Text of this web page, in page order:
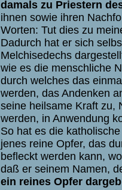
damals zu Priestern
ihnen sowie ihren
Worten: Tut dies zu
Dadurch hat er sich
Melchisedechs
wie es die menschliche
durch welches das
werden, das Andenken
seine heilsame Kraft zu,
werden, in Anwendung
So hat es die
jenes reine Opfer, das
befleckt werden kann,
daß er seinem Namen,
ein reines Opfer